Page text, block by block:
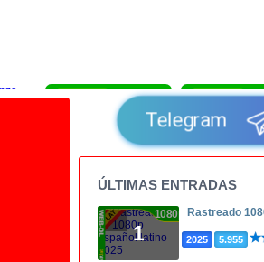
1080p
Telegram
ÚLTIMAS ENTRADAS
1
1080p Rastreado
2025 5.955